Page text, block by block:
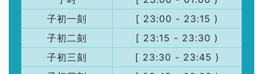
子初一刻
[ 23:00 - 23:15 )
子初二刻
[ 23:15 - 23:30 )
子初三刻
[ 23:30 - 23:45 )